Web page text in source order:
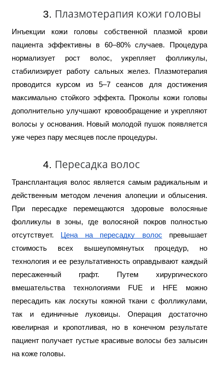
Плазмотерапия кожи головы
Инъекции кожи головы собственной плазмой крови
пациента эффективны в 60–80% случаев. Процедура
нормализует рост волос, укрепляет фолликулы,
стабилизирует работу сальных желез. Плазмотерапия
проводится курсом из 5–7 сеансов для достижения
максимально стойкого эффекта. Проколы кожи головы
дополнительно улучшают кровообращение и укрепляют
волосы у основания. Новый молодой пушок появляется
уже через пару месяцев после процедуры.
Пересадка волос
Трансплантация волос является самым радикальным и
действенным методом лечения алопеции и облысения.
При пересадке перемещаются здоровые волосяные
фолликулы в зоны, где волосяной покров полностью
отсутствует. Цена на пересадку волос превышает
стоимость всех вышеупомянутых процедур, но
технология и ее результативность оправдывают каждый
пересаженный графт. Путем хирургического
вмешательства технологиями FUE и HFE можно
пересадить как лоскуты кожной ткани с фолликулами,
так и единичные луковицы. Операция достаточно
ювелирная и кропотливая, но в конечном результате
пациент получает густые красивые волосы без залысин
на коже головы.